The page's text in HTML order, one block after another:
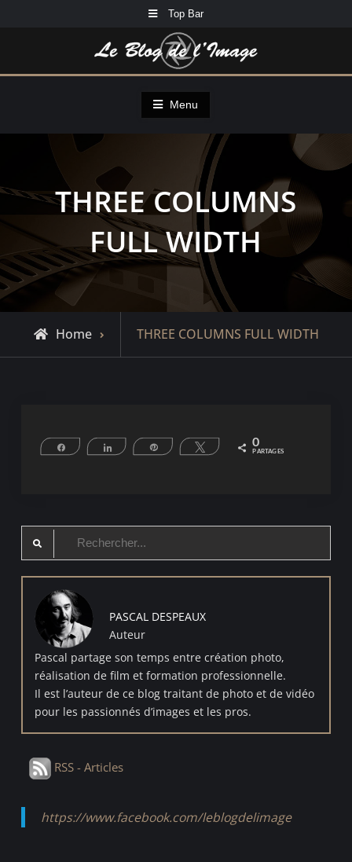
Top Bar
Menu
THREE COLUMNS
FULL WIDTH
Home THREE COLUMNS FULL WIDTH
Partagez Partagez Épingle Tweetez 0
PARTAGES
Search
PASCAL DESPEAUX
Auteur
Pascal partage son temps entre création photo,
réalisation de film et formation professionnelle.
Il est l’auteur de ce blog traitant de photo et de vidéo
pour les passionnés d’images et les pros.
RSS - Articles
https://www.facebook.com/leblogdelimage